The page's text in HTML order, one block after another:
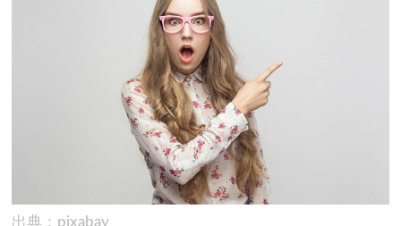
出典：pixabay